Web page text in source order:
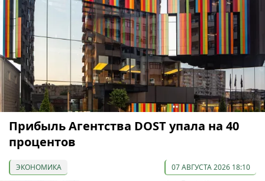
Прибыль Агентства DOST упала на 40
процентов
ЭКОНОМИКА 07 АВГУСТА 2026 18:10